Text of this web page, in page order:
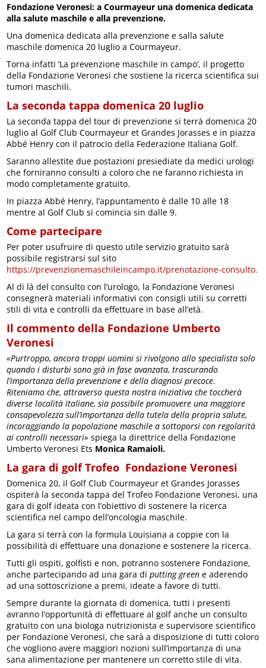
Fondazione Veronesi: a Courmayeur una domenica dedicata
alla salute maschile e alla prevenzione.
Una domenica dedicata alla prevenzione e salla salute
maschile domenica 20 luglio a Courmayeur.
Torna infatti ‘La prevenzione maschile in campo’, il progetto
della Fondazione Veronesi che sostiene la ricerca scientifica sui
tumori maschili.
La seconda tappa domenica 20 luglio
La seconda tappa del tour di prevenzione si terrà domenica 20
luglio al Golf Club Courmayeur et Grandes Jorasses e in piazza
Abbé Henry con il patrocio della Federazione Italiana Golf.
Saranno allestite due postazioni presiediate da medici urologi
che forniranno consulti a coloro che ne faranno richiesta in
modo completamente gratuito.
In piazza Abbé Henry, l’appuntamento è dalle 10 alle 18
mentre al Golf Club si comincia sin dalle 9.
Come partecipare
Per poter usufruire di questo utile servizio gratuito sarà
possibile registrarsi sul sito
https://prevenzionemaschileincampo.it/prenotazione-consulto.
Al di là del consulto con l’urologo, la Fondazione Veronesi
consegnerà materiali informativi con consigli utili su corretti
stili di vita e controlli da effettuare in base all’età.
Il commento della Fondazione Umberto
Veronesi
«Purtroppo, ancora troppi uomini si rivolgono allo specialista solo
quando i disturbi sono già in fase avanzata, trascurando
l’importanza della prevenzione e della diagnosi precoce.
Riteniamo che, attraverso questa nostra iniziativa che toccherà
diverse località italiane, sia possibile promuovere una maggiore
consapevolezza sull’importanza della tutela della propria salute,
incoraggiando la popolazione maschile a sottoporsi con regolarità
ai controlli necessari»spiega la direttrice della Fondazione
Umberto Veronesi Ets Monica Ramaioli.
La gara di golf Trofeo Fondazione Veronesi
Domenica 20, il Golf Club Courmayeur et Grandes Jorasses
ospiterà la seconda tappa del Trofeo Fondazione Veronesi, una
gara di golf ideata con l’obiettivo di sostenere la ricerca
scientifica nel campo dell’oncologia maschile.
La gara si terrà con la formula Louisiana a coppie con la
possibilità di effettuare una donazione e sostenere la ricerca.
Tutti gli ospiti, golfisti e non, potranno sostenere Fondazione,
anche partecipando ad una gara diputting green e aderendo
ad una sottoscrizione a premi, ideate a favore di tutti.
Sempre durante la giornata di domenica, tutti i presenti
avranno l’opportunità di effettuare al golf anche un consulto
gratuito con una biologa nutrizionista e supervisore scientifico
per Fondazione Veronesi, che sarà a disposizione di tutti coloro
che vogliono avere maggiori nozioni sull’importanza di una
sana alimentazione per mantenere un corretto stile di vita.